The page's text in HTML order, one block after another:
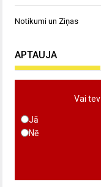
Notikumi un Ziņas
APTAUJA
Vai
Jā
Nē